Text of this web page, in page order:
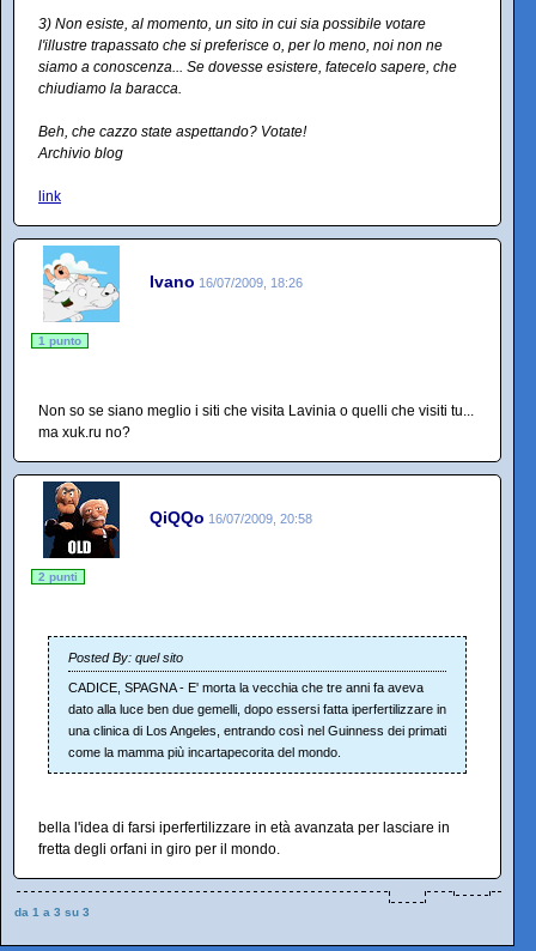
3) Non esiste, al momento, un sito in cui sia possibile votare
l'illustre trapassato che si preferisce o, per lo meno, noi non ne
siamo a conoscenza... Se dovesse esistere, fatecelo sapere, che
chiudiamo la baracca.
Beh, che cazzo state aspettando? Votate!
Archivio blog
link
Ivano 16/07/2009, 18:26
1 punto
Non so se siano meglio i siti che visita Lavinia o quelli che visiti tu...
ma xuk.ru no?
QiQQo 16/07/2009, 20:58
2 punti
Posted By: quel sito
CADICE, SPAGNA - E' morta la vecchia che tre anni fa aveva
dato alla luce ben due gemelli, dopo essersi fatta iperfertilizzare in
una clinica di Los Angeles, entrando così nel Guinness dei primati
come la mamma più incartapecorita del mondo.
bella l'idea di farsi iperfertilizzare in età avanzata per lasciare in
fretta degli orfani in giro per il mondo.
da 1 a 3 su 3